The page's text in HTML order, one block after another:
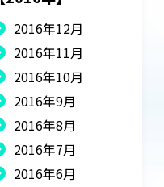
2016年12月
2016年11月
2016年10月
2016年9月
2016年8月
2016年7月
2016年6月